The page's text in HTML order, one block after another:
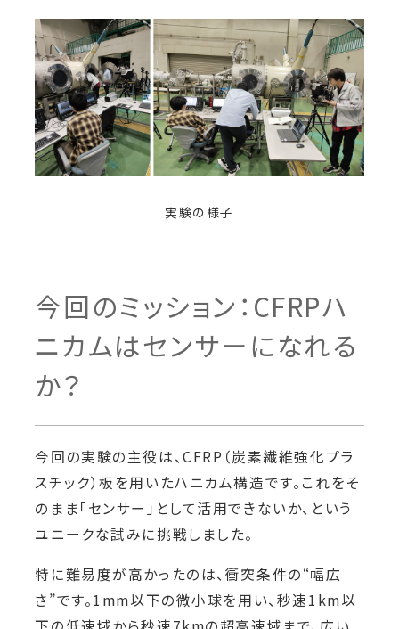
実験の様子
今回のミッション：CFRPハ
ニカムはセンサーになれる
か？
今回の実験の主役は、CFRP（炭素繊維強化プラ
スチック）板を用いたハニカム構造です。これをそ
のまま「センサー」として活用できないか、という
ユニークな試みに挑戦しました。
特に難易度が高かったのは、衝突条件の“幅広
さ”です。1mm以下の微小球を用い、秒速1km以